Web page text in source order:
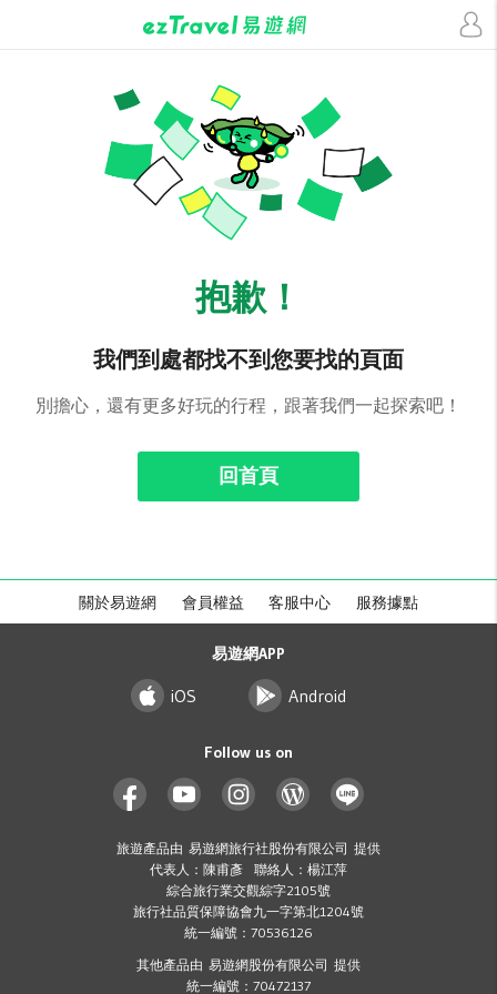
抱歉！
我們到處都找不到您要找的頁面
別擔心，還有更多好玩的行程，跟著我們一起探索吧！
回首頁
關於易遊網 會員權益 客服中心 服務據點
易遊網APP
iOS Android
Follow us on
旅遊產品由 易遊網旅行社股份有限公司 提供
代表人：陳甫彥 聯絡人：楊江萍
綜合旅行業交觀綜字2105號
旅行社品質保障協會九一字第北1204號
統一編號：70536126
其他產品由 易遊網股份有限公司 提供
統一編號：70472137